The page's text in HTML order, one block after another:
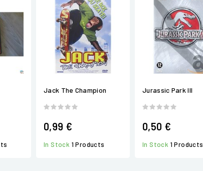
Jack The Champion
0,99 €
In Stock 1 Products
Jurassic Park III
0,50 €
In Stock 1 Products